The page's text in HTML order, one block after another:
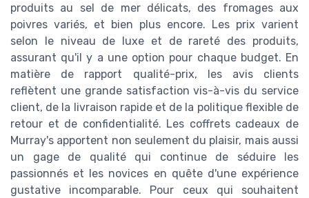
produits au sel de mer délicats, des fromages aux
poivres variés, et bien plus encore. Les prix varient
selon le niveau de luxe et de rareté des produits,
assurant qu'il y a une option pour chaque budget. En
matière de rapport qualité-prix, les avis clients
reflètent une grande satisfaction vis-à-vis du service
client, de la livraison rapide et de la politique flexible de
retour et de confidentialité. Les coffrets cadeaux de
Murray's apportent non seulement du plaisir, mais aussi
un gage de qualité qui continue de séduire les
passionnés et les novices en quête d'une expérience
gustative incomparable. Pour ceux qui souhaitent